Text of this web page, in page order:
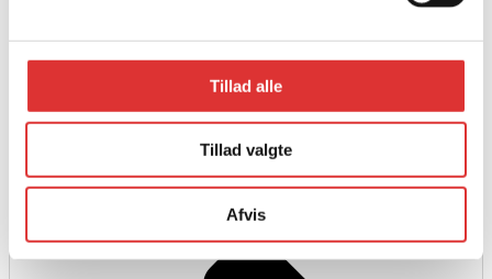
Tillad alle
Tillad valgte
Afvis
PASSAGERSÆDE MED VARME TIL U600